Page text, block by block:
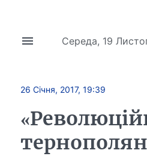
Середа, 19
26 Січня, 2017, 19:39